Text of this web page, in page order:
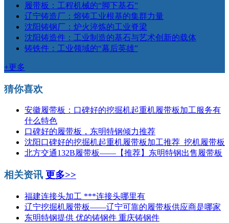
履带板：工程机械的“脚下基石”
辽宁铸造厂：熔铸工业根基的集群力量
沈阳铸钢厂：炉火淬炼的工业脊梁
沈阳铸造件：工业制造的基石与艺术创新的载体
铸铁件：工业领域的“幕后英雄”
+更多
猜你喜欢
安徽履带板：口碑好的挖掘机起重机履带板加工服务有
什么特色
口碑好的履带板，东明特钢倾力推荐
沈阳口碑好的挖掘机起重机履带板加工推荐_挖机履带板
北方交通132B履带板——【推荐】东明特钢出售履带板
相关资讯 更多>>
福建连接头加工 ***连接头哪里有
辽宁挖掘机履带板——辽宁可靠的履带板供应商是哪家
东明特钢提供 优的铸钢件 重庆铸钢件